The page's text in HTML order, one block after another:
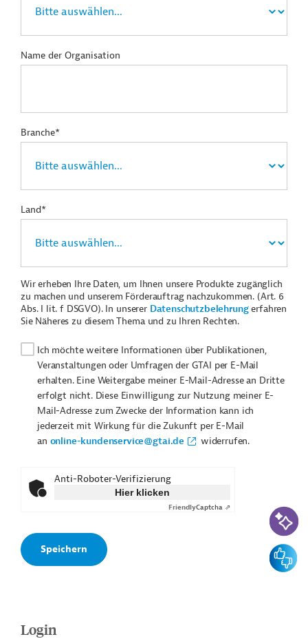
Name der Organisation
Branche*
Land*
Wir erheben Ihre Daten, um Ihnen unsere Produkte zugänglich
zu machen und unserem Förderauftrag nachzukommen. (Art. 6
Abs. I lit. f DSGVO). In unserer Datenschutzbelehrungerfahren
Sie Näheres zu diesem Thema und zu Ihren Rechten.
Ich möchte weitere Informationen über Publikationen,
Veranstaltungen oder Umfragen der GTAI per E-Mail
erhalten. Eine Weitergabe meiner E-Mail-Adresse an Dritte
erfolgt nicht. Diese Einwilligung zur Nutzung meiner E-
Mail-Adresse zum Zwecke der Information kann ich
jederzeit mit Wirkung für die Zukunft per E-Mail
an online-kundenservice@gtai.de widerrufen.
Anti-Roboter-Verifizierung
Hier klicken
FriendlyCaptcha ⇗
Login
KI-